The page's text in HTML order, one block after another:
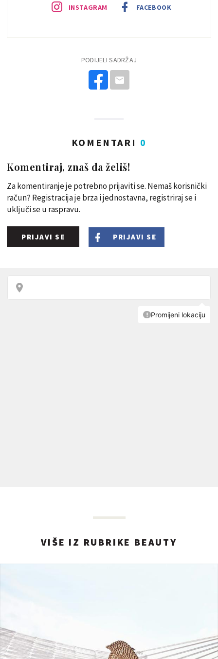
INSTAGRAM FACEBOOK
PODIJELI SADRŽAJ
KOMENTARI 0
Komentiraj, znaš da želiš!
Za komentiranje je potrebno prijaviti se. Nemaš korisnički
račun? Registracija je brza i jednostavna, registriraj se i
uključi se u raspravu.
PRIJAVI SE PRIJAVI SE
VIŠE IZ RUBRIKE BEAUTY